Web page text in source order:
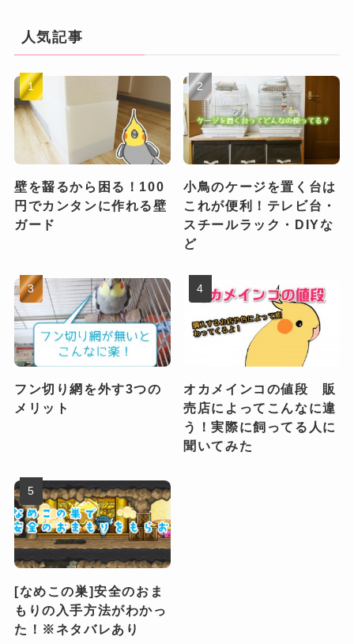
人気記事
壁を齧るから困る！100
円でカンタンに作れる壁
ガード
小鳥のケージを置く台は
これが便利！テレビ台・
スチールラック・DIYな
ど
フン切り網を外す3つの
メリット
オカメインコの値段 販
売店によってこんなに違
う！実際に飼ってる人に
聞いてみた
[なめこの巣]安全のおま
もりの入手方法がわかっ
た！※ネタバレあり